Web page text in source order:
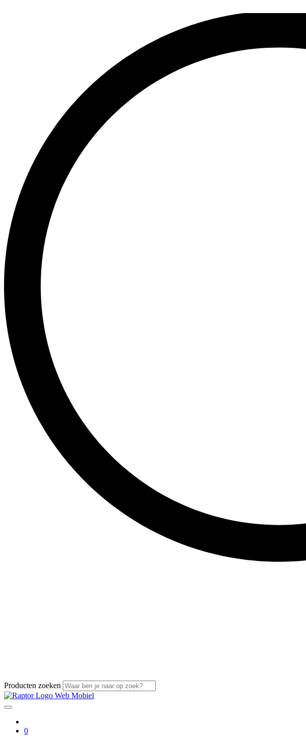
Producten zoeken
0